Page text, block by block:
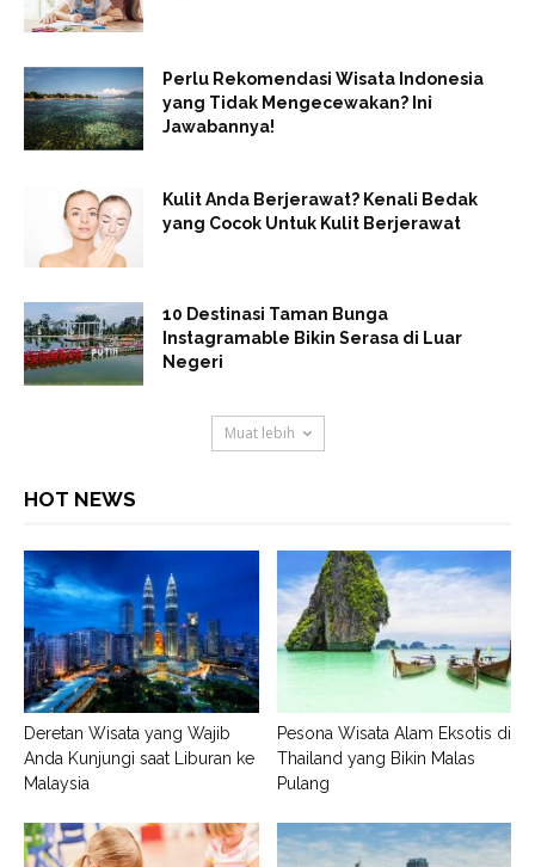
Perlu Rekomendasi Wisata Indonesia
yang Tidak Mengecewakan? Ini
Jawabannya!
Kulit Anda Berjerawat? Kenali Bedak
yang Cocok Untuk Kulit Berjerawat
10 Destinasi Taman Bunga
Instagramable Bikin Serasa di Luar
Negeri
Muat lebih
HOT NEWS
Deretan Wisata yang Wajib
Anda Kunjungi saat Liburan ke
Malaysia
Pesona Wisata Alam Eksotis di
Thailand yang Bikin Malas
Pulang